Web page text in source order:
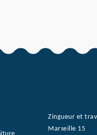
Zingueur et
Marseille 15